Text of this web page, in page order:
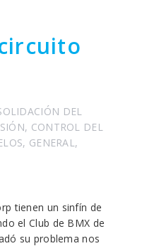
DEL
, CONTROL DEL
, GENERAL,
tienen un sinfín de
el Club de BMX de
su problema nos